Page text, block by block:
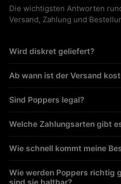
Die wichtigsten Antworten
Versand, Zahlung und
Wird diskret geliefert?
Ab wann ist der Versand
Sind Poppers legal?
Welche Zahlungsarten gibt
Wie schnell kommt meine
Wie werden Poppers richtig
sind sie haltbar?